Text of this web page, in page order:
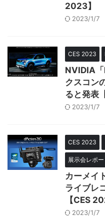
2023】
2023/1/7
CES 2023
NVIDIA
クスコン
ると発表
2023/1/7
CES 2023
展示会レポー
カーメイ
ライブレ
【CES
2023/1/7